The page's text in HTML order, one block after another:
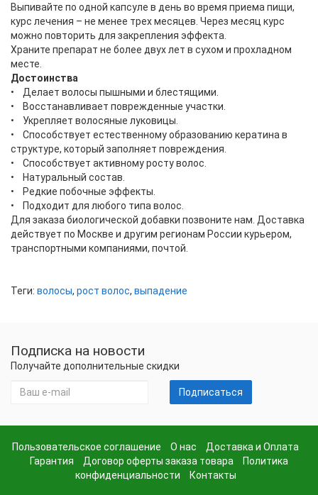
Выпивайте по одной капсуле в день во время приема пищи,
курс лечения – не менее трех месяцев. Через месяц курс
можно повторить для закрепления эффекта.
Храните препарат не более двух лет в сухом и прохладном
месте.
Достоинства
• Делает волосы пышными и блестящими.
• Восстанавливает поврежденные участки.
• Укрепляет волосяные луковицы.
• Способствует естественному образованию кератина в
структуре, который заполняет повреждения.
• Способствует активному росту волос.
• Натуральный состав.
• Редкие побочные эффекты.
• Подходит для любого типа волос.
Для заказа биологической добавки позвоните нам. Доставка
действует по Москве и другим регионам России курьером,
транспортными компаниями, почтой.
Теги: волосы, рост волос, выпадение
Подписка на новости
Получайте дополнительные скидки
Подписаться
Пользовательское соглашение О нас
Доставка и Оплата
Гарантия
Договор оферты заказа товара
Политика
конфиденциальности
Контакты